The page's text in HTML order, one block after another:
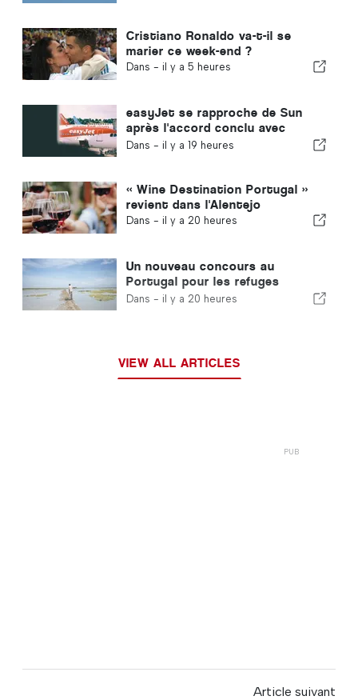
Cristiano Ronaldo va-t-il se
marier ce week-end ?
Dans - il y a 5 heures
easyJet se rapproche de Sun
après l'accord conclu avec
Apollo
Dans - il y a 19 heures
« Wine Destination Portugal »
revient dans l'Alentejo
Dans - il y a 20 heures
Un nouveau concours au
Portugal pour les refuges
climatiques
Dans - il y a 20 heures
VIEW ALL ARTICLES
Article suivant